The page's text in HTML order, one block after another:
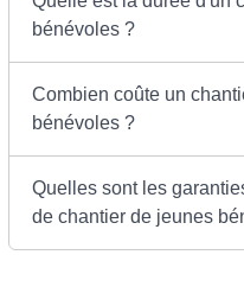
bénévoles ?
Combien coûte un
bénévoles ?
Quelles sont les
de chantier de jeunes